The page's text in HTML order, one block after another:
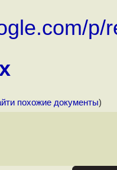
p/
похожие документы)